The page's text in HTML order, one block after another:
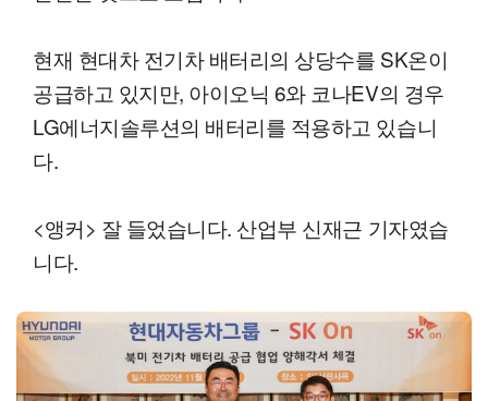
현재 현대차 전기차 배터리의 상당수를 SK온이
공급하고 있지만, 아이오닉 6와 코나EV의 경우
LG에너지솔루션의 배터리를 적용하고 있습니
다.
<앵커> 잘 들었습니다. 산업부 신재근 기자였습
니다.